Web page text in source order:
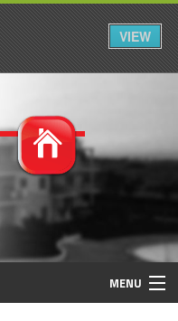
MENU
VIEW